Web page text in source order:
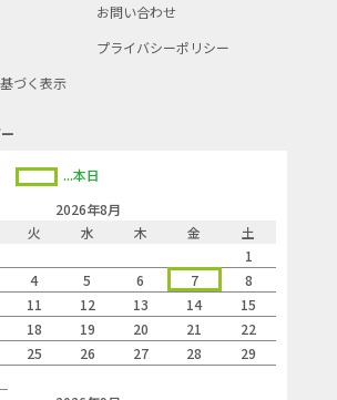
お問い合わせ
プライバシーポリシー
づく表示
...本日
2026年8月
火 水 木 金
土
1
4 5 6 7
8
11 12 13 14
15
18 19 20 21
22
25 26 27 28
29